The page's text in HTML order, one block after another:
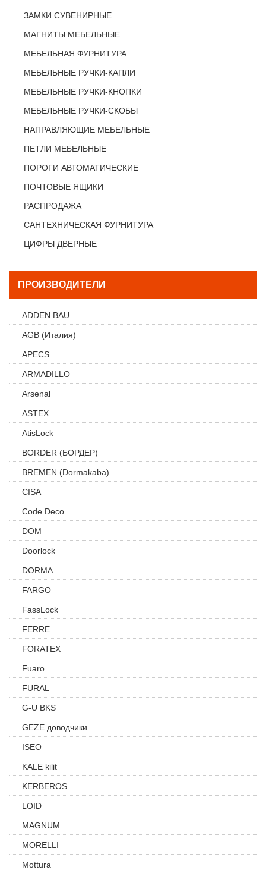
ЗАМКИ СУВЕНИРНЫЕ
МАГНИТЫ МЕБЕЛЬНЫЕ
МЕБЕЛЬНАЯ ФУРНИТУРА
МЕБЕЛЬНЫЕ РУЧКИ-КАПЛИ
МЕБЕЛЬНЫЕ РУЧКИ-КНОПКИ
МЕБЕЛЬНЫЕ РУЧКИ-СКОБЫ
НАПРАВЛЯЮЩИЕ МЕБЕЛЬНЫЕ
ПЕТЛИ МЕБЕЛЬНЫЕ
ПОРОГИ АВТОМАТИЧЕСКИЕ
ПОЧТОВЫЕ ЯЩИКИ
РАСПРОДАЖА
САНТЕХНИЧЕСКАЯ ФУРНИТУРА
ЦИФРЫ ДВЕРНЫЕ
ПРОИЗВОДИТЕЛИ
ADDEN BAU
AGB (Италия)
APECS
ARMADILLO
Arsenal
ASTEX
AtisLock
BORDER (БОРДЕР)
BREMEN (Dormakaba)
CISA
Code Deco
DOM
Doorlock
DORMA
FARGO
FassLock
FERRE
FORATEX
Fuaro
FURAL
G-U BKS
GEZE доводчики
ISEO
KALE kilit
KERBEROS
LOID
MAGNUM
MORELLI
Mottura